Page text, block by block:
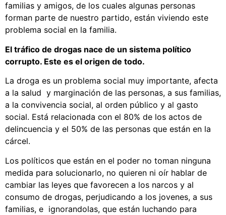
familias y amigos, de los cuales algunas personas
forman parte de nuestro partido, están viviendo este
problema social en la familia.
El tráfico de drogas nace de un sistema político
corrupto. Este es el origen de todo.
La droga es un problema social muy importante, afecta
a la salud y marginación de las personas, a sus familias,
a la convivencia social, al orden público y al gasto
social. Está relacionada con el 80% de los actos de
delincuencia y el 50% de las personas que están en la
cárcel.
Los políticos que están en el poder no toman ninguna
medida para solucionarlo, no quieren ni oír hablar de
cambiar las leyes que favorecen a los narcos y al
consumo de drogas, perjudicando a los jovenes, a sus
familias, e ignorandolas, que están luchando para